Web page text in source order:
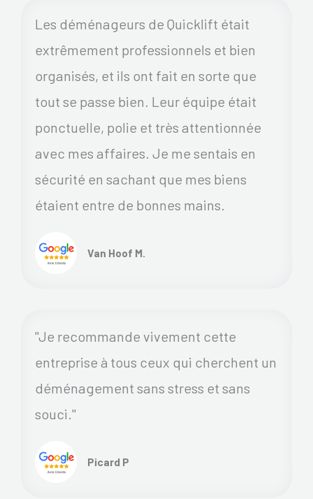
Les déménageurs de Quicklift était
extrêmement professionnels et bien
organisés, et ils ont fait en sorte que
tout se passe bien. Leur équipe était
ponctuelle, polie et très attentionnée
avec mes affaires. Je me sentais en
sécurité en sachant que mes biens
étaient entre de bonnes mains.
Van Hoof M.
"Je recommande vivement cette
entreprise à tous ceux qui cherchent un
déménagement sans stress et sans
souci."
Picard P